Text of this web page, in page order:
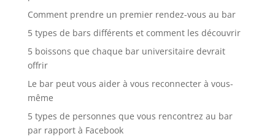
Comment prendre un premier rendez-vous au bar
5 types de bars différents et comment les découvrir
5 boissons que chaque bar universitaire devrait
offrir
Le bar peut vous aider à vous reconnecter à vous-
même
5 types de personnes que vous rencontrez au bar
par rapport à Facebook